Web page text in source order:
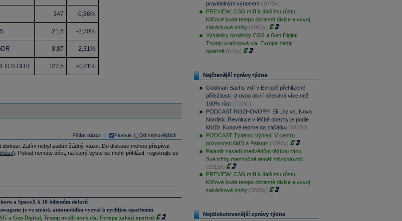
347 -0,86%
21,6 -2,70%
8,87 -2,31%
S GDR 122,5 -0,81%
Přidat názor Pavouk Od nejnovějších
diskusi. Zatím nebyl zadán žádný názor. Do diskuse mohou přispívat
). Pokud nemáte účet, na který byste se mohli přihlásit, registrujte se
a SpaceX k 10 bilionům dolarů
je ve ztrátě, automobilku vyzval k rychlým opatřením
a Gen Digital, Trump uvalil nová cla. Evropa zahájí opatrně
pravidelným výnosem (1075x)
PREVIEW: CSG míří k dalšímu růstu.
Klíčové bude tempo obranné divize a vývoj
zakázkové knihy (1062x)
Výsledky oznámily CSG a Gen Digital,
Trump uvalil nová cla. Evropa zahájí
opatrně (641x)
Nejčtenější zprávy týdne
Goldman Sachs vidí v Evropě přehlížené
příležitosti. U dvou akcií očekává více než
100% růst (7106x)
PODCAST ROZHOVORY: Eli Lilly vs. Novo
Nordisk. Revoluce v léčbě obezity je podle
MUDr. Kunové teprve na začátku (5858x)
PODCAST Týdenní výhled: V centru
pozornosti AMD a Palantir (4091x)
Palantir zasadil medvědům těžkou ránu.
Své tržby meziročně téměř zdvojnásobil
(3915x)
PREVIEW: CSG míří k dalšímu růstu.
Klíčové bude tempo obranné divize a vývoj
zakázkové knihy (3828x)
Nejdiskutovanější zprávy týdne